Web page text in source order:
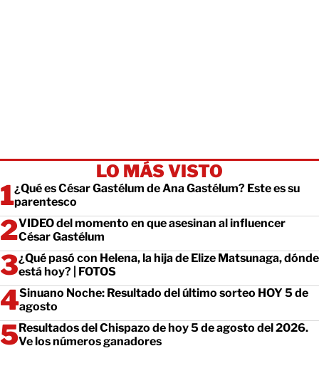
LO MÁS VISTO
¿Qué es César Gastélum de Ana Gastélum? Este es su
parentesco
VIDEO del momento en que asesinan al influencer
César Gastélum
¿Qué pasó con Helena, la hija de Elize Matsunaga, dónde
está hoy? | FOTOS
Sinuano Noche: Resultado del último sorteo HOY 5 de
agosto
Resultados del Chispazo de hoy 5 de agosto del 2026.
Ve los números ganadores